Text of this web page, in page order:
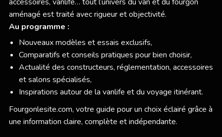
aménagé est traité avec rigueur et objectivité.
Au programme :
Nouveaux modèles et essais exclusifs,
Comparatifs et conseils pratiques pour bien choisir,
Actualité des constructeurs, réglementation, accessoires
et salons spécialisés,
Inspirations autour de la vanlife et du voyage itinérant.
Fourgonlesite.com, votre guide pour un choix éclairé grâce à
une information claire, complète et indépendante.